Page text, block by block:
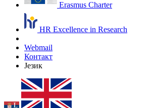
Erasmus Charter
HR Excellence in Research
Webmail
Контакт
Језик